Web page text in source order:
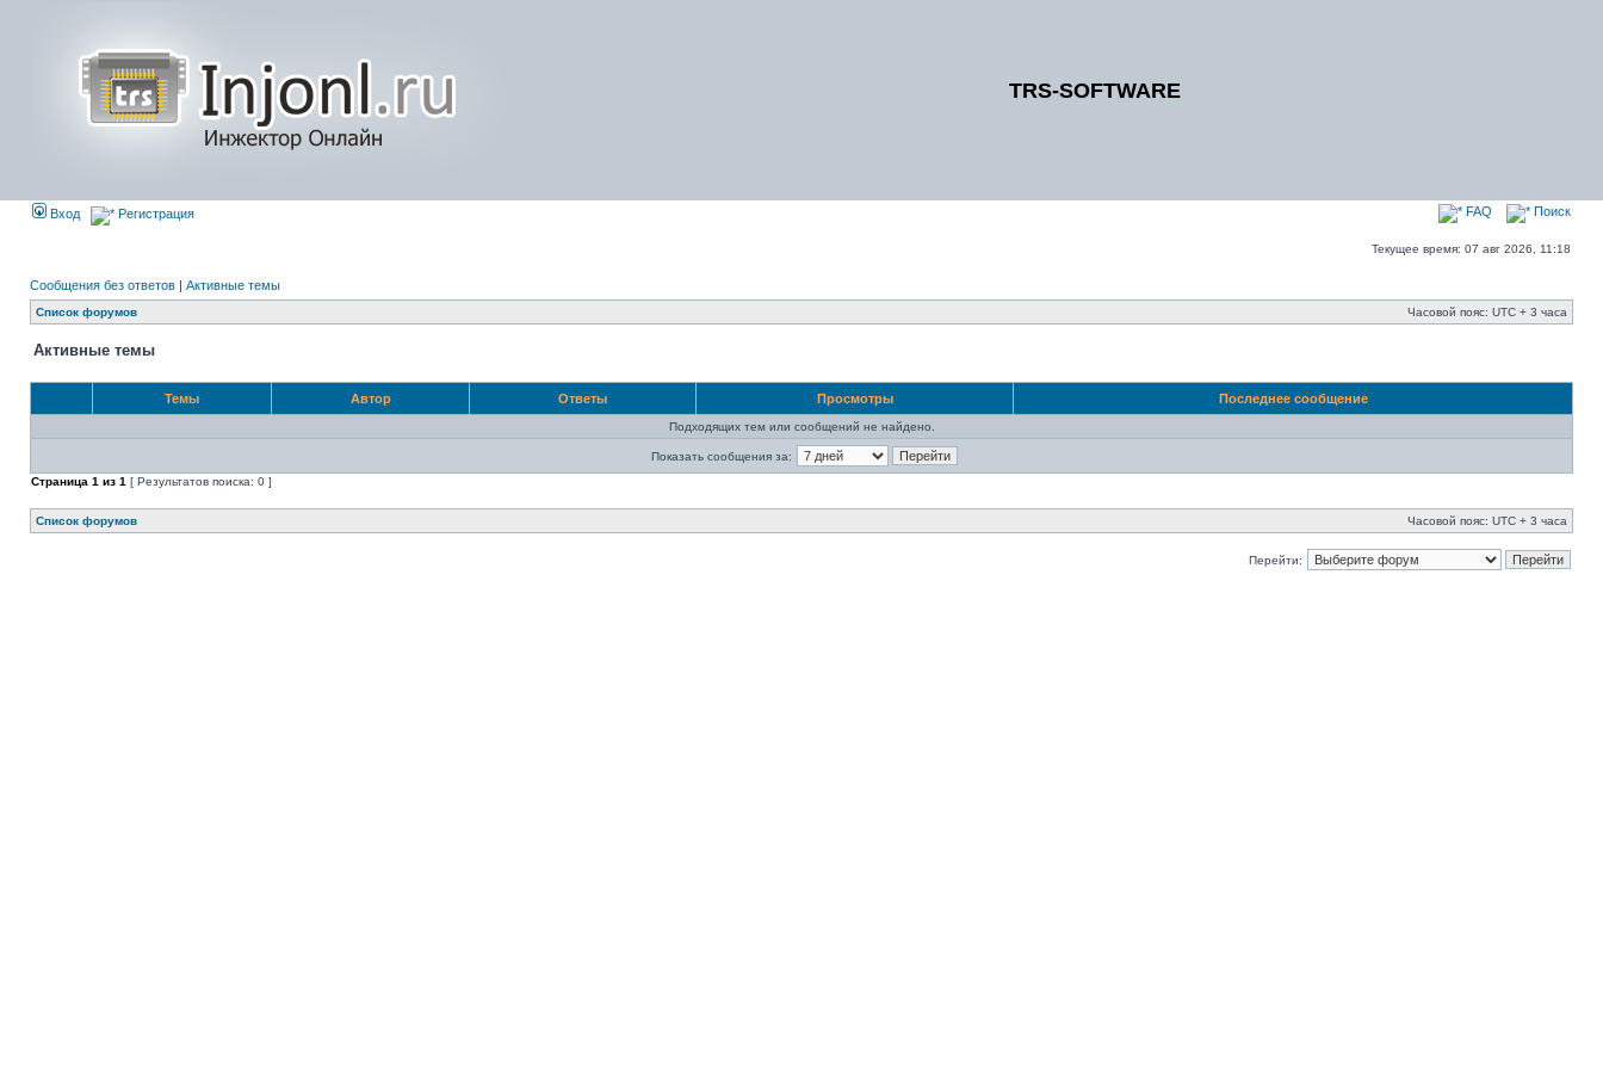
TRS-SOFTWARE
Вход Регистрация FAQ Поиск
Текущее время: 07 авг 2026, 11:18
Сообщения без ответов | Активные темы
Список форумов Часовой пояс: UTC + 3 часа
Активные темы
Темы Автор Ответы Просмотры Последнее сообщение
Подходящих тем или сообщений не найдено.
Показать сообщения за:
Страница 1 из 1 [ Результатов поиска: 0 ]
Список форумов Часовой пояс: UTC + 3 часа
Перейти: